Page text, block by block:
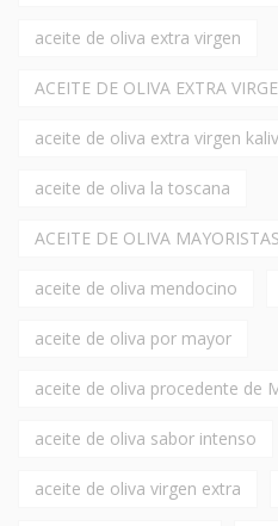
aceite de oliva extra virgen
ACEITE DE OLIVA EXTRA
aceite de oliva extra virgen kaliv
aceite de oliva la toscana
ACEITE DE OLIVA MAYORISTAS
aceite de oliva mendocino
aceite de oliva por mayor
aceite de oliva procedente de
aceite de oliva sabor intenso
aceite de oliva virgen extra